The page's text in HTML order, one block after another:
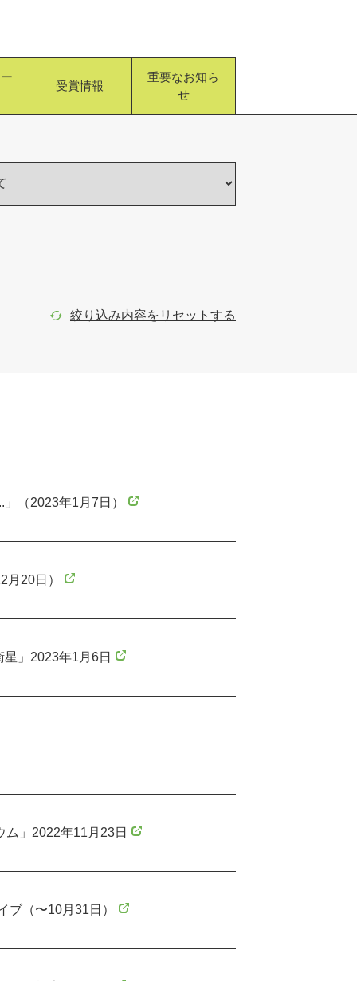
受賞情報
重要なお知ら
せ
絞り込み内容をリセットする
（2023年1月7日）
20日）
」2023年1月6日
」2022年11月23日
ブ（〜10月31日）